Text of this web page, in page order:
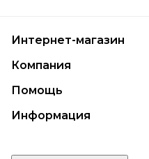
Интернет-магазин
Компания
Помощь
Информация